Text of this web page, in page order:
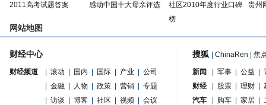
2011高考试题答案
感动中国十大母亲评选
社区2010年度行业口碑
榜
贵州
网站地图
财经中心
财经频道 滚动 国内 国际 产业
公司
金融 人物 政策 营销
专题
访谈 博客 社区 视频 会议
搜狐 ChinaRen 焦
新闻 军事 公益
财经
股票 理财
汽车
购车 家居